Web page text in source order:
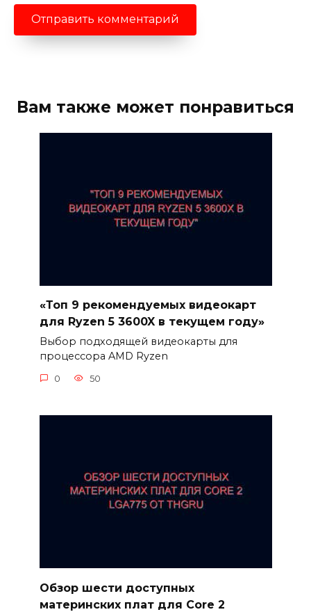
Вам также может понравиться
«Топ 9 рекомендуемых видеокарт
для Ryzen 5 3600X в текущем году»
Выбор подходящей видеокарты для
процессора AMD Ryzen
0 50
Обзор шести доступных
материнских плат для Core 2